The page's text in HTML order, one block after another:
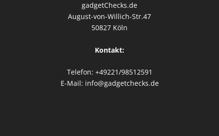
gadgetChecks.de
August-von-Willich-Str.47
50827 Köln
Kontakt:
Telefon: +49221/98512591
E-Mail: info@gadgetchecks.de